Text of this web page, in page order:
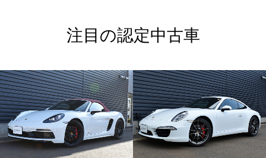
注目の認定中古車